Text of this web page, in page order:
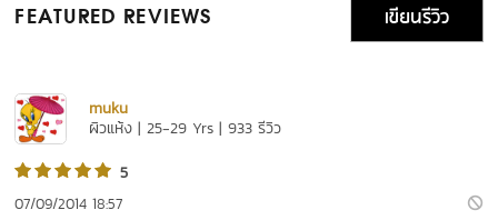
FEATURED REVIEWS เขียนรีวิว
muku
ผิวแห้ง | 25-29 Yrs | 933 รีวิว
5
07/09/2014 18:57